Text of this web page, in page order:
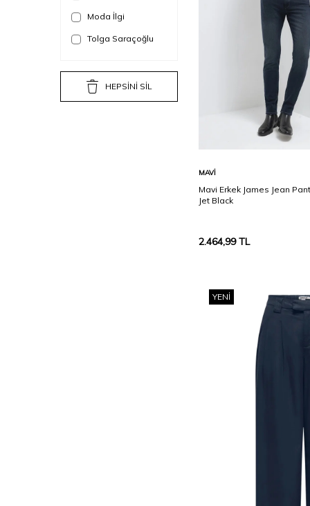
31/32
32
32/32
Moda İlgi
Tolga Saraçoğlu
HEPSİNİ SİL
MAVI
Mavi Erkek James Jean
Jet Black
2.464,99TL
YENI